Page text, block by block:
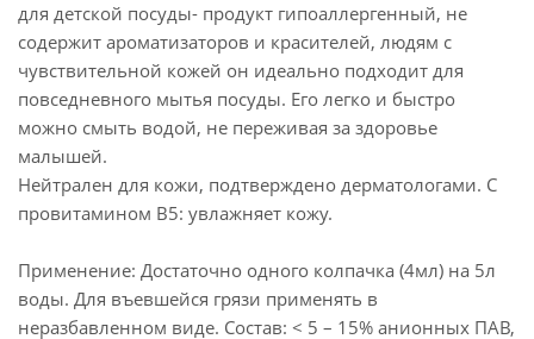
для детской посуды- продукт гипоаллергенный, не
содержит ароматизаторов и красителей, людям с
чувствительной кожей он идеально подходит для
повседневного мытья посуды. Его легко и быстро
можно смыть водой, не переживая за здоровье
малышей.
Нейтрален для кожи, подтверждено дерматологами. С
провитамином B5: увлажняет кожу.
Применение: Достаточно одного колпачка (4мл) на 5л
воды. Для въевшейся грязи применять в
неразбавленном виде. Состав: < 5 – 15% анионных ПАВ,